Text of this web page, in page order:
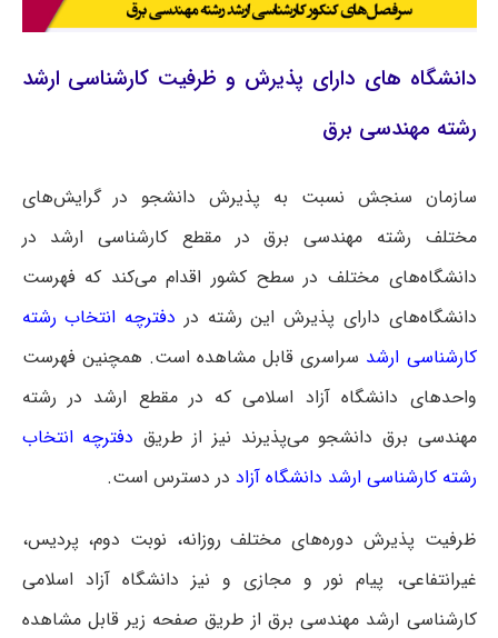
دانشگاه های دارای پذیرش و ظرفیت کارشناسی ارشد
رشته مهندسی برق
سازمان سنجش نسبت به پذیرش دانشجو در گرایش‌های
مختلف رشته مهندسی برق در مقطع کارشناسی ارشد در
دانشگاه‌های مختلف در سطح کشور اقدام می‌کند که فهرست
دانشگاه‌های دارای پذیرش این رشته در دفترچه انتخاب رشته
کارشناسی ارشد سراسریقابل مشاهده است. همچنین فهرست
واحدهای دانشگاه آزاد اسلامی که در مقطع ارشد در رشته
مهندسی برق دانشجو می‌پذیرند نیز از طریق دفترچه انتخاب
رشته کارشناسی ارشد دانشگاه آزاد در دسترس است.
ظرفیت پذیرش دوره‌های مختلف روزانه، نوبت دوم، پردیس،
غیرانتفاعی، پیام نور و مجازی و نیز دانشگاه آزاد اسلامی
کارشناسی ارشد مهندسی برق از طریق صفحه زیر قابل مشاهده